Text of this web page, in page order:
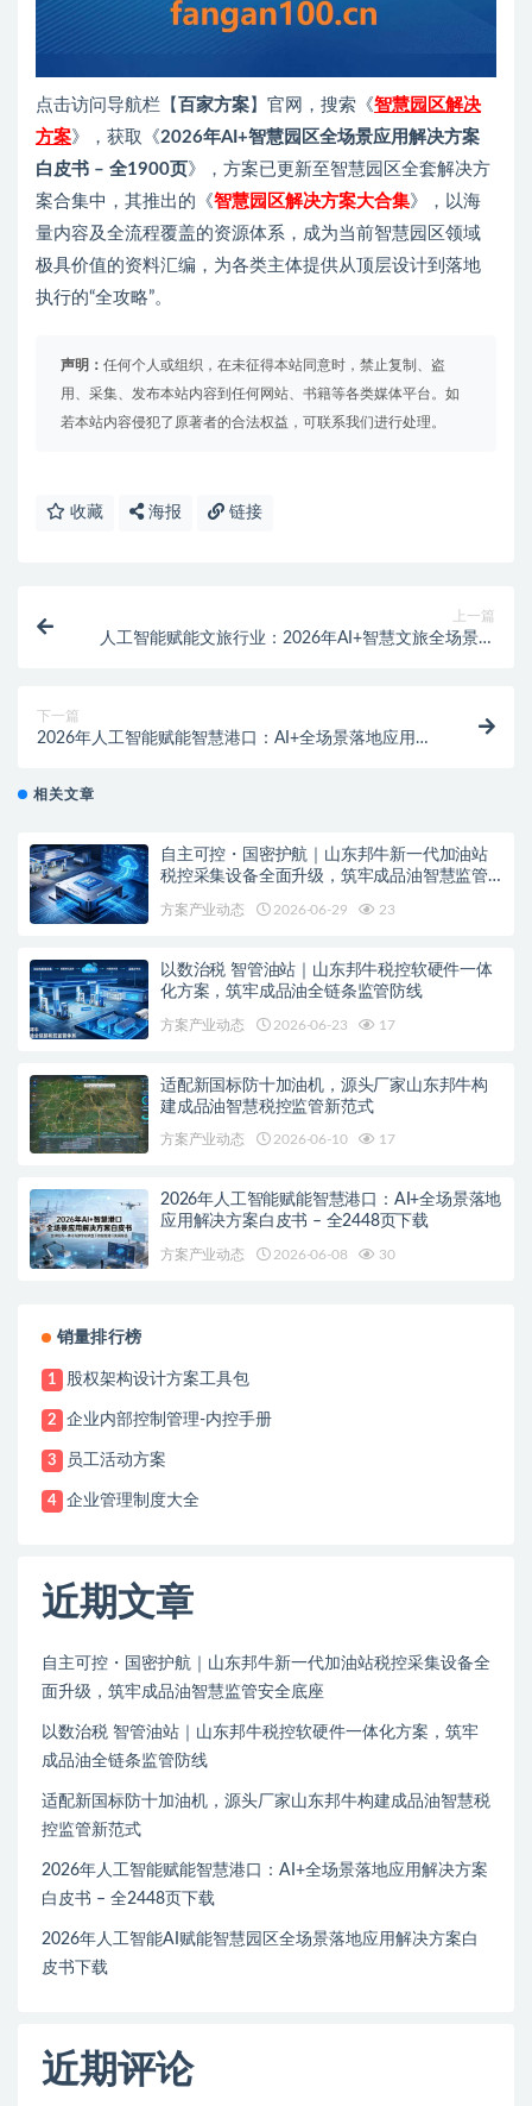
点击访问导航栏【 百家方案 】官网，搜索《智慧园区解决
方案》，获取《2026年AI+智慧园区全场景应用解决方案
白皮书 – 全1900页 》，方案已更新至智慧园区全套解决方
案合集中，其推出的《智慧园区解决方案大合集》，以海
量内容及全流程覆盖的资源体系，成为当前智慧园区领域
极具价值的资料汇编，为各类主体提供从顶层设计到落地
执行的“全攻略”。
声明： 任何个人或组织，在未征得本站同意时，禁止复制、盗
用、采集、发布本站内容到任何网站、书籍等各类媒体平台。如
若本站内容侵犯了原著者的合法权益，可联系我们进行处理。
收藏 海报 链接
上一篇
人工智能赋能文旅行业：2026年AI+智慧文旅全场景落
下一篇
2026年人工智能赋能智慧港口：AI+全场景落地应用解
相关文章
自主可控・国密护航｜山东邦牛新一代加油站
税控采集设备全面升级，筑牢成品油智慧监管
方案产业动态 2026-06-29 23
以数治税 智管油站｜山东邦牛税控软硬件一体
化方案，筑牢成品油全链条监管防线
方案产业动态 2026-06-23 17
适配新国标防十加油机，源头厂家山东邦牛构
建成品油智慧税控监管新范式
方案产业动态 2026-06-10 17
2026年人工智能赋能智慧港口：AI+全场景落地
应用解决方案白皮书 – 全2448页下载
方案产业动态 2026-06-08 30
销量排行榜
1 股权架构设计方案工具包
2 企业内部控制管理-内控手册
3 员工活动方案
4 企业管理制度大全
近期文章
自主可控・国密护航｜山东邦牛新一代加油站税控采集设备全
面升级，筑牢成品油智慧监管安全底座
以数治税 智管油站｜山东邦牛税控软硬件一体化方案，筑牢
成品油全链条监管防线
适配新国标防十加油机，源头厂家山东邦牛构建成品油智慧税
控监管新范式
2026年人工智能赋能智慧港口：AI+全场景落地应用解决方案
白皮书 – 全2448页下载
2026年人工智能AI赋能智慧园区全场景落地应用解决方案白
皮书下载
近期评论